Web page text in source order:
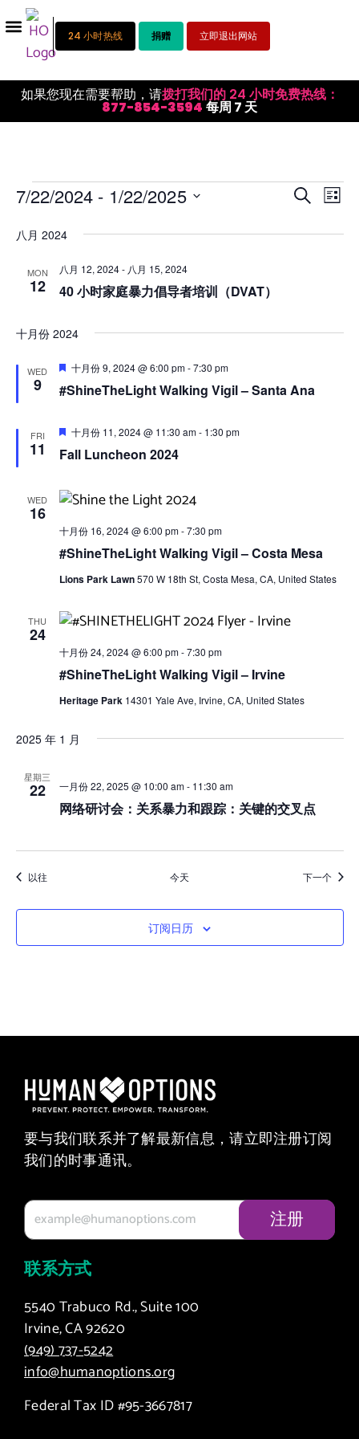
24 小时热线 捐赠 立即退出网站
如果您现在需要帮助，请拨打我们的 24 小时免费热线：
877-854-3594每周 7 天
活
动
视
导
搜索 活
视
列表
7/22/2024 - 1/22/2025
择
日
八月 2024
MON
12 40 小时家庭暴力倡导者培训（DVAT）
八月 12, 2024- 八月 15, 2024
十月份 2024
WED
9 #ShineTheLight Walking Vigil – Santa Ana
Featured
十月份 9, 2024 @ 6:00 pm-7:30 pm
FRI
11 Fall Luncheon 2024
Featured
十月份 11, 2024 @ 11:30 am- 1:30 pm
WED
16
#ShineTheLight Walking Vigil – Costa Mesa
十月份 16, 2024 @ 6:00 pm-7:30 pm
Lions Park Lawn570 W 18th St, Costa Mesa, CA, United States
THU
24
#ShineTheLight Walking Vigil – Irvine
十月份 24, 2024 @ 6:00 pm-7:30 pm
Heritage Park 14301 Yale Ave, Irvine, CA, United States
2025 年 1 月
星期三
22
网络研讨会：关系暴力和跟踪：关键的交叉点
一月份 22, 2025 @ 10:00 am- 11:30 am
以往活动 今天 下一个活动
订阅日历
要与我们联系并了解最新信息，请立即注册订阅
我们的时事通讯。
联系方式
5540 Trabuco Rd., Suite 100
Irvine, CA 92620
(949) 737-5242
info@humanoptions.org
Federal Tax ID #95-3667817